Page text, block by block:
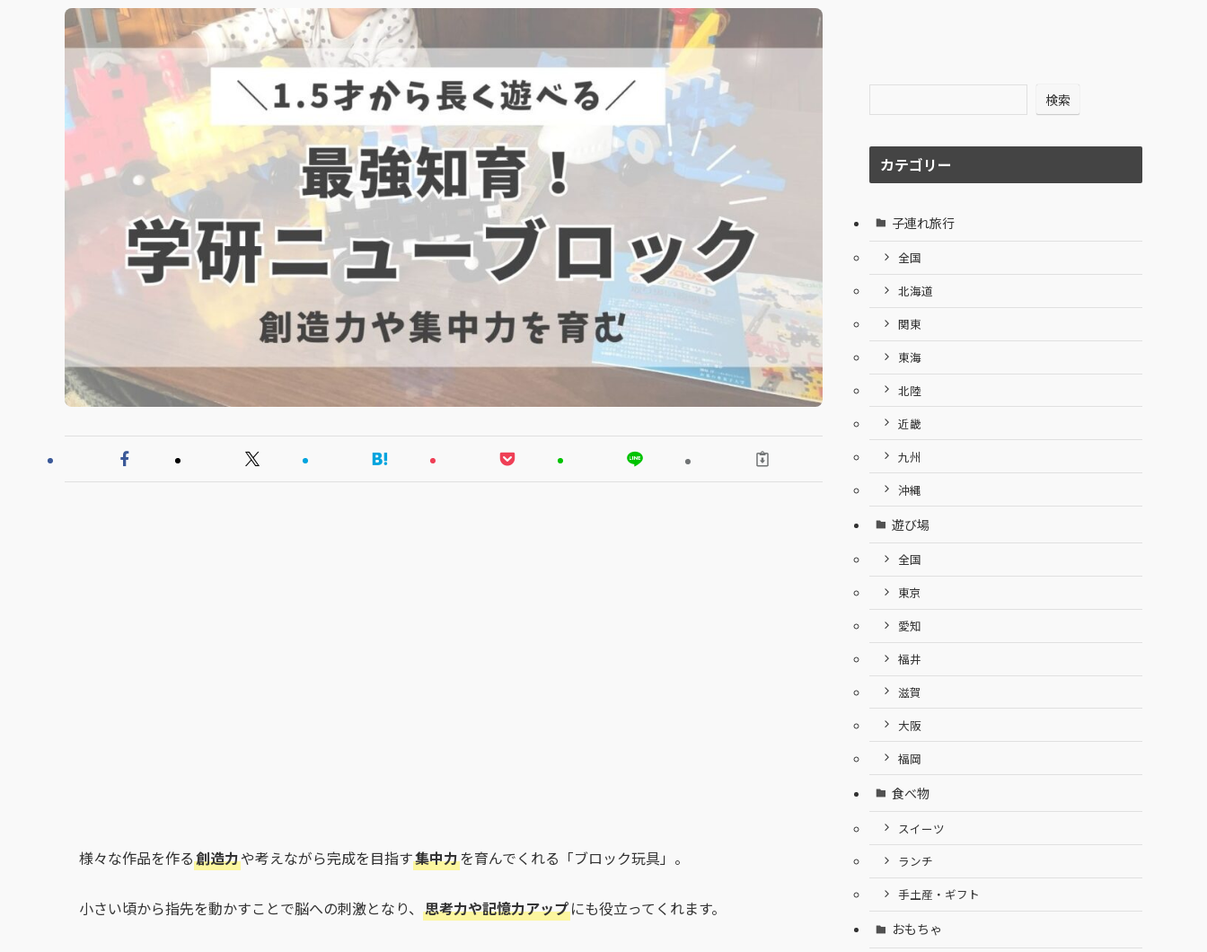
様々な作品を作る創造力や考えながら完成を目指す集中力を育んでくれる「ブロック玩具」。
小さい頃から指先を動かすことで脳への刺激となり、 思考力や記憶力アップにも役立ってくれます。
検索
カテゴリー
子連れ旅行
全国
北海道
関東
東海
北陸
近畿
九州
沖縄
遊び場
全国
東京
愛知
福井
滋賀
大阪
福岡
食べ物
スイーツ
ランチ
手土産・ギフト
おもちゃ